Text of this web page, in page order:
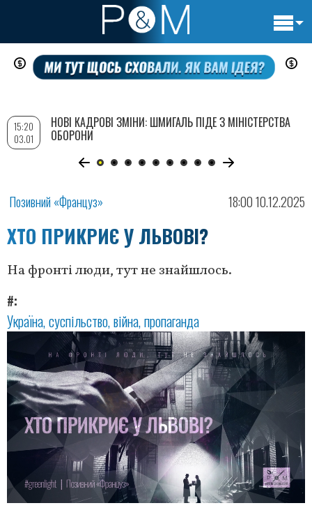
Перейти
до
вмісту
Позивний «Француз» 18:00 10.12.2025
ХТО ПРИКРИЄ У ЛЬВОВІ?
На фронті люди, тут не знайшлось.
#
Україна суспільство війна пропаганда
15:20
03.01
НОВІ КАДРОВІ ЗМІНИ: ШМИГАЛЬ ПІДЕ З МІНІСТЕРСТВА
ОБОРОНИ